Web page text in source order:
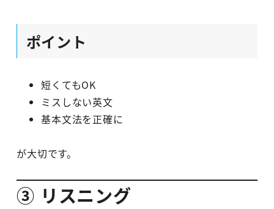
ポイント
短くてもOK
ミスしない英文
基本文法を正確に
が大切です。
③ リスニング